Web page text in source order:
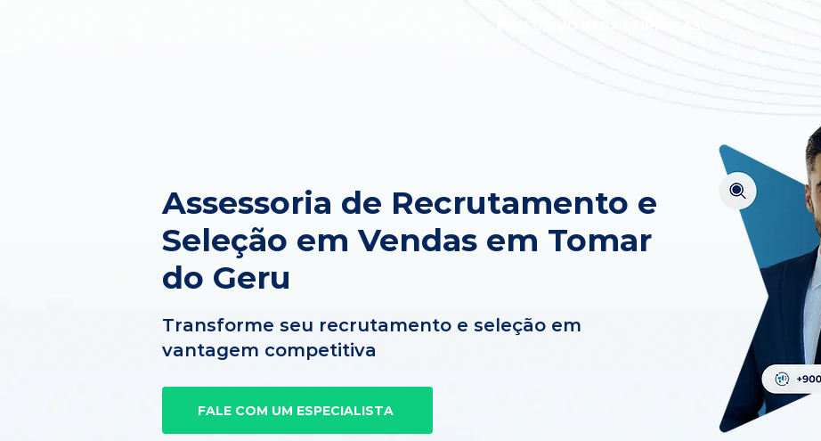
Assessoria de Recrutamento e
Seleção em Vendas em Tomar
do Geru
Transforme seu recrutamento e seleção em
vantagem competitiva
FALE COM UM ESPECIALISTA